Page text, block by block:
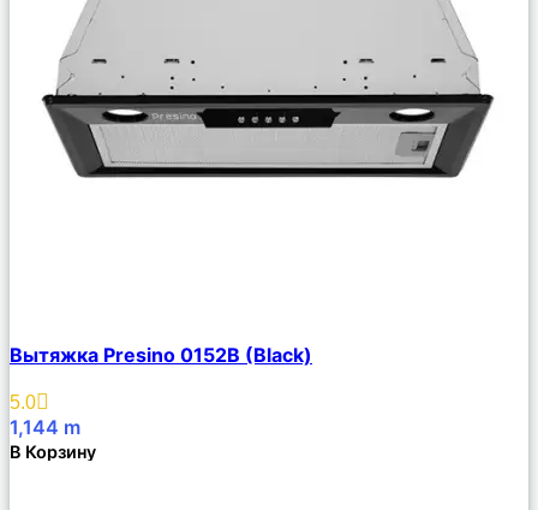
Описание
Избранное
Вытяжка Presino 0152B (Black)
5.0
1,144 m
В Корзину